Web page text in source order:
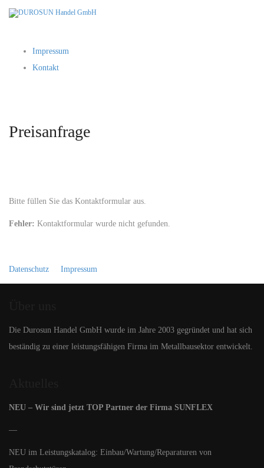
Impressum
Kontakt
Preisanfrage
Bitte füllen Sie das Kontaktformular aus.
Fehler: Kontaktformular wurde nicht gefunden.
Datenschutz Impressum
Die Durosun Handel GmbH wurde im Jahre 2003 gegründet und hat sich
beständig zu einer leistungsfähigen Firma im Metallbausektor entwickelt.
NEU – Wir sind jetzt TOP Partner der Firma SUNFLEX
—
NEU im Leistungskatalog: Einbau/Wartung/Reparaturen von